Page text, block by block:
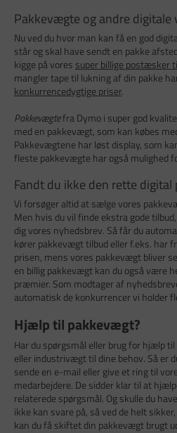
Pakkevægte og andre digitale
Nu ved du hvor man kan få en god
står og skal have sendt en pakke
kigge på vores super billige postæsker
mangler tape til lukning af din pakke
konkurrencedygtige priser.
Pakkevægtefra Dymo i super god
med en pakkevægt, som kan købes
Pakkevægtene har løst display, som
fleste pakkevægte har også mulighed
Fandt du ikke den rette
Vi forsøger altid at sælge vores
Men hvis du vil finde ekstra gode
dig vores nyhedsbrev. Så får du
kører pakkevægt tilbud eller f.eks. har
prisen, mens vores pakkevægt bliver
en billig pakkevægt kan du også være
præmier. Som modtager af
automatisk de konkurrencer vi holder
Hjælp til pakkevægt?
Har du spørgsmål eller brug for hjælp
eller industrivægt til dine behov. Så er
sende en e-mail eller give et ring til
medarbejdere. De sidder klar til at
relaterede spørgsmål. Og skulle du
ikke kan svare på, så ved de helt
kan du få skiftet din pakkevægt brugt